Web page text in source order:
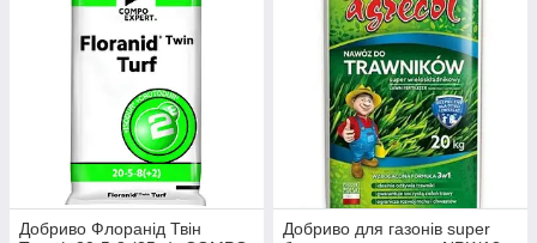
Добриво Флоранід Твін
Добриво для газонів super